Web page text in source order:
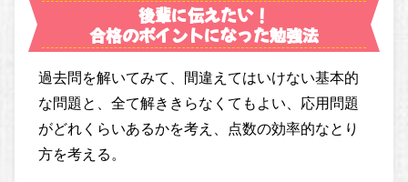
後輩に伝えたい！
合格のポイントになった勉強法
過去問を解いてみて、間違えてはいけない基本的
な問題と、全て解ききらなくてもよい、応用問題
がどれくらいあるかを考え、点数の効率的なとり
方を考える。